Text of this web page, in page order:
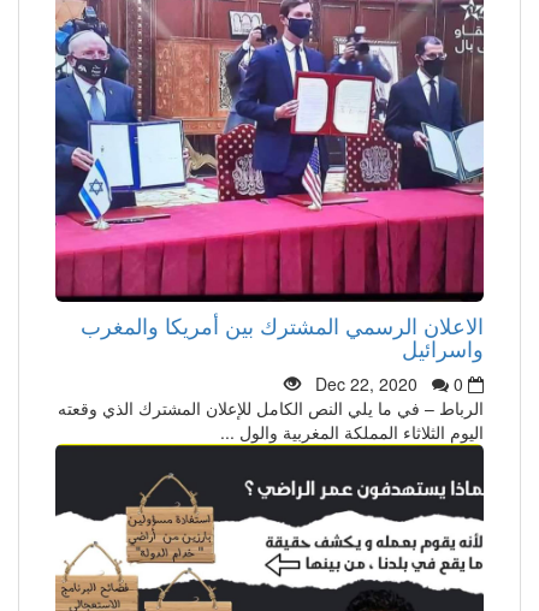
الاعلان الرسمي المشترك بين أمريكا والمغرب
واسرائيل
Dec 22, 2020
0
الرباط – في ما يلي النص الكامل للإعلان المشترك الذي وقعته
اليوم الثلاثاء المملكة المغربية والول ...